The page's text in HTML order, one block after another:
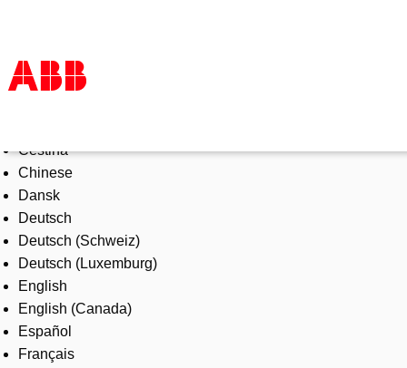
Products & Solutions
Industries
Services
About us
Where to buy
Contact us
Careers
Čeština
Chinese
Dansk
Deutsch
Deutsch (Schweiz)
Deutsch (Luxemburg)
English
English (Canada)
Español
Français